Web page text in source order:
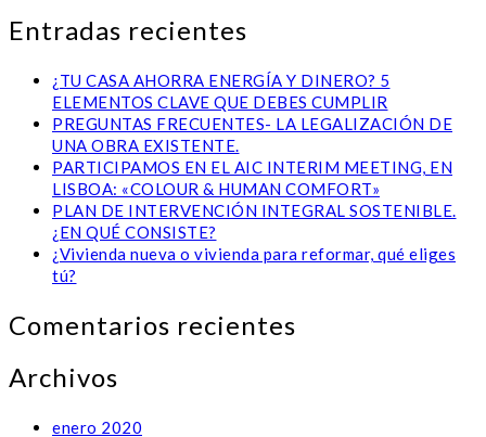
Entradas recientes
¿TU CASA AHORRA ENERGÍA Y DINERO? 5
ELEMENTOS CLAVE QUE DEBES CUMPLIR
PREGUNTAS FRECUENTES- LA LEGALIZACIÓN DE
UNA OBRA EXISTENTE.
PARTICIPAMOS EN EL AIC INTERIM MEETING, EN
LISBOA: «COLOUR & HUMAN COMFORT»
PLAN DE INTERVENCIÓN INTEGRAL SOSTENIBLE.
¿EN QUÉ CONSISTE?
¿Vivienda nueva o vivienda para reformar, qué eliges
tú?
Comentarios recientes
Archivos
enero 2020